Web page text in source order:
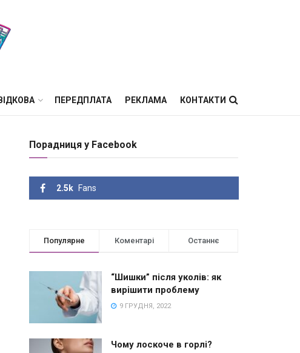
ПЕРЕДПЛАТА РЕКЛАМА КОНТАКТИ
Порадниця у Facebook
2.5k Fans
Популярне Коментарі Останнє
“Шишки” після уколів: як
вирішити проблему
9 ГРУДНЯ, 2022
Чому лоскоче в горлі?